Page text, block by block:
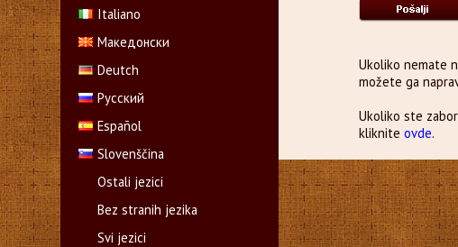
Ukoliko nemate
možete ga
Ukoliko ste
klikniteovde.
Italiano
Македонски
Deutch
Русский
Español
Slovenščina
Ostali jezici
Bez stranih jezika
Svi jezici